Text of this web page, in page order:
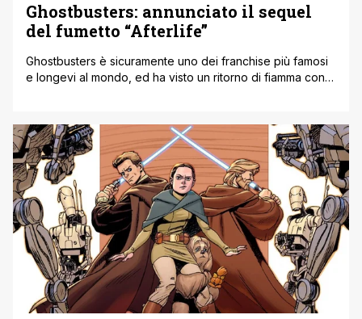
Ghostbusters: annunciato il sequel
del fumetto “Afterlife”
Ghostbusters è sicuramente uno dei franchise più famosi
e longevi al mondo, ed ha visto un ritorno di fiamma con
pellicole siano altamente zoppicanti rispetto al concept
originale. Grazie alla sua fama il franchise non si ferma e
[']